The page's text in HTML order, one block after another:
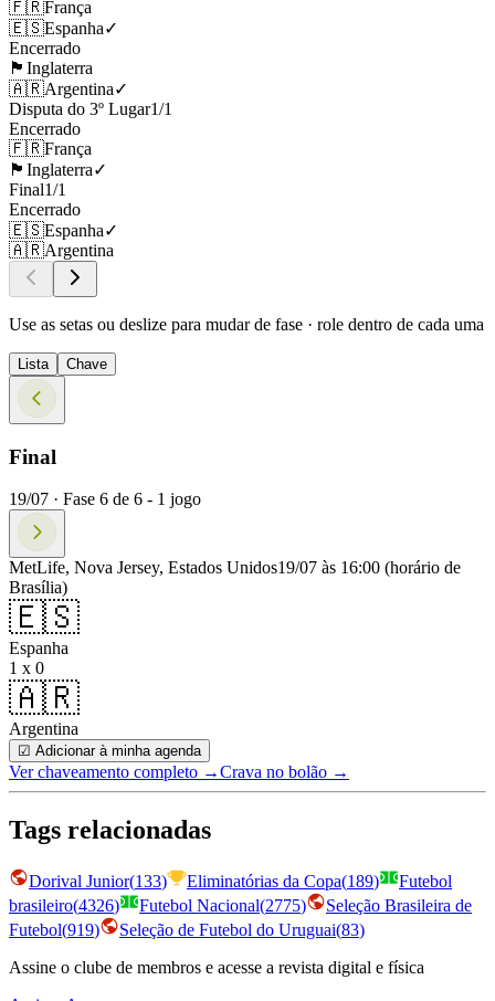
🇫🇷França
🇪🇸Espanha✓
Encerrado
🏴󠁧󠁢󠁥󠁮󠁧󠁿 Inglaterra
🇦🇷Argentina✓
Disputa do 3º Lugar1/1
Encerrado
🇫🇷França
🏴󠁧󠁢󠁥󠁮󠁧󠁿 Inglaterra✓
Final1/1
Encerrado
🇪🇸Espanha✓
🇦🇷Argentina
Use as setas ou deslize para mudar de fase · role dentro de cada uma
Lista Chave
Final
19/07 · Fase 6 de 6 - 1 jogo
MetLife, Nova Jersey, Estados Unidos19/07 às 16:00 (horário de
Brasília)
🇪🇸
Espanha
1 x 0
🇦🇷
Argentina
☑ Adicionar à minha agenda
Ver chaveamento completo →Crava no bolão →
Tags relacionadas
Dorival Junior(133) Eliminatórias da Copa(189)
Futebol
brasileiro(4326) Futebol Nacional(2775)
Seleção Brasileira de
Futebol(919) Seleção de Futebol do Uruguai(83)
Assine o clube de membros e acesse a revista digital e física